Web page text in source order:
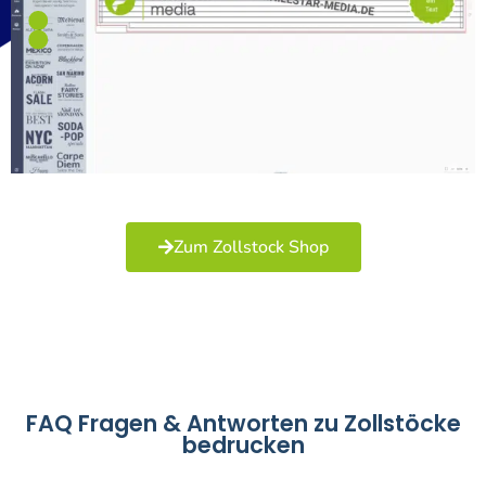
Zum Zollstock Shop
FAQ Fragen & Antworten zu Zollstöcke
bedrucken